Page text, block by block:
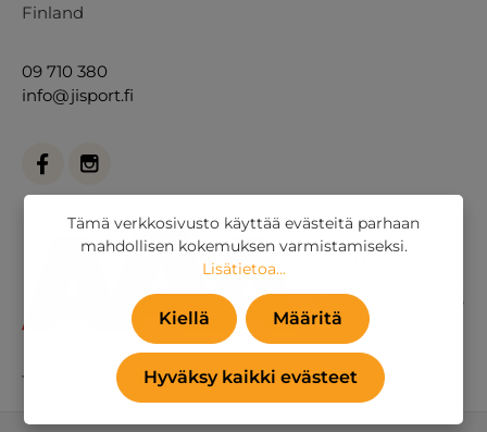
Finland
09 710 380
info@jisport.fi
Tai yhteydenottolomakkeella.
Tämä verkkosivusto käyttää evästeitä parhaan
mahdollisen kokemuksen varmistamiseksi.
Lisätietoa...
Kiellä Määritä
Hyväksy kaikki evästeet